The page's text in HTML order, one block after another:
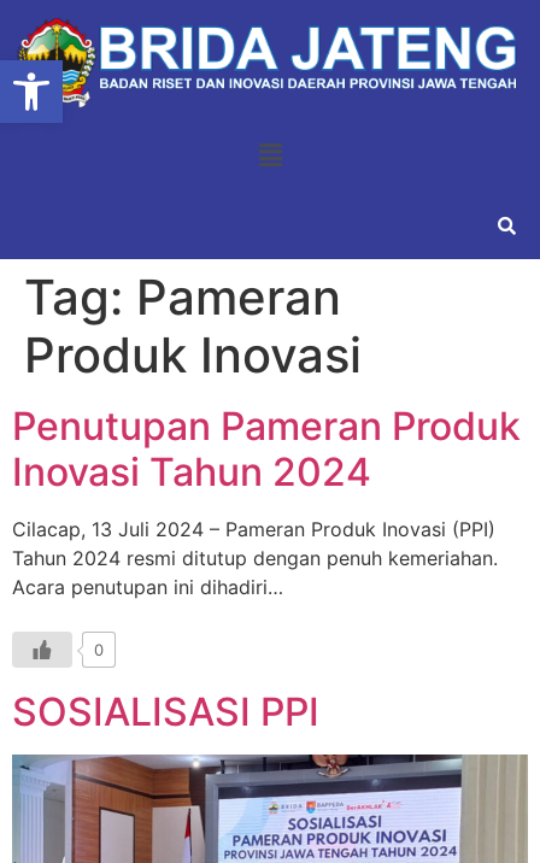
Open toolbar
Tag: Pameran
Produk Inovasi
Penutupan Pameran Produk
Inovasi Tahun 2024
Cilacap, 13 Juli 2024 – Pameran Produk Inovasi (PPI)
Tahun 2024 resmi ditutup dengan penuh kemeriahan.
Acara penutupan ini dihadiri…
0
SOSIALISASI PPI